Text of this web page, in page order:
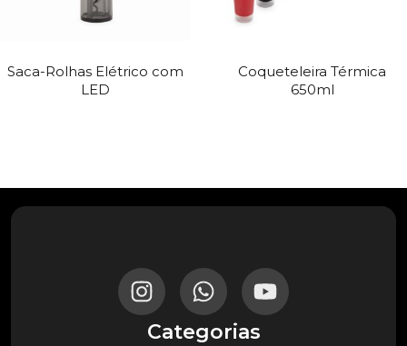
Saca-Rolhas Elétrico com
LED
Coqueteleira Térmica
650ml
Categorias